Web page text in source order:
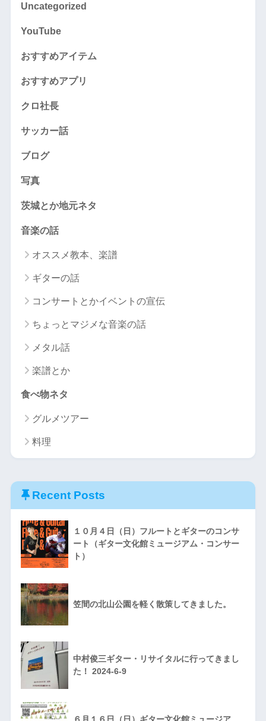
Uncategorized
YouTube
おすすめアイテム
おすすめアプリ
クロ社長
サッカー話
ブログ
写真
茨城とか地元ネタ
音楽の話
オススメ教本、楽譜
ギターの話
コンサートとかイベントの宣伝
ちょっとマジメな音楽の話
メタル話
楽譜とか
食べ物ネタ
グルメツアー
料理
Recent Posts
１０月４日（日）フルートとギターのコンサ
ート（ギター文化館ミュージアム・コンサー
ト）
笠間の北山公園を軽く散策してきました。
中村俊三ギター・リサイタルに行ってきまし
た！ 2024-6-9